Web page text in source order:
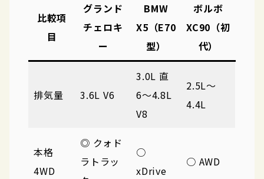
比較項
目
グランド
チェロキ
ー
BMW
X5（E70
型）
ボルボ
XC90（初
代）
排気量 3.6L V6
3.0L 直
6〜4.8L
V8
2.5L〜
4.4L
本格
4WD
◎ クォド
ラトラッ
○
xDrive
○ AWD